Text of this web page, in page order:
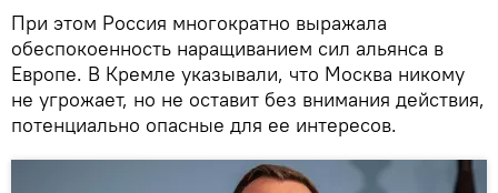
При этом Россия многократно выражала
обеспокоенность наращиванием сил альянса в
Европе. В Кремле указывали, что Москва никому
не угрожает, но не оставит без внимания действия,
потенциально опасные для ее интересов.